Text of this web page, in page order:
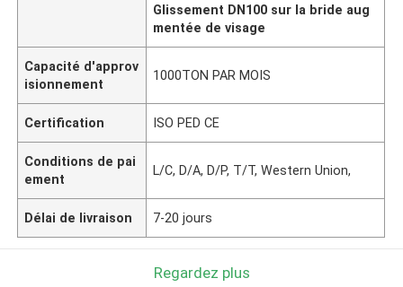
Glissement DN100 sur la bride aug
mentée de visage
Capacité d'approv
isionnement
1000TON PAR MOIS
Certification ISO PED CE
Conditions de pai
ement
L/C, D/A, D/P, T/T, Western Union,
Délai de livraison 7-20 jours
Regardez plus